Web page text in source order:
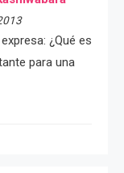
¿Qué es
para una